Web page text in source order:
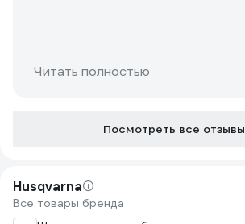
корда который заправлен. Вот только
жалко, что внсде его нет, нужно
Читать полностью
Посмотреть все отзывы
Husqvarna
Все товары бренда